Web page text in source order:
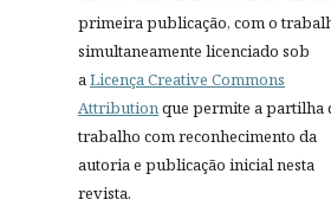
primeira publicação, com o
simultaneamente licenciado sob
aLicença Creative Commons
Attributionque permite a partilha
trabalho com reconhecimento da
autoria e publicação inicial nesta
revista.